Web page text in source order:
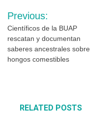
Navegación
de
entradas
Previous:
Científicos de la BUAP
rescatan y documentan
saberes ancestrales sobre
hongos comestibles
RELATED POSTS